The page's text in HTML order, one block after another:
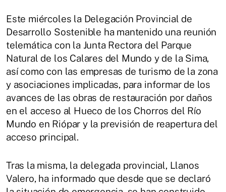
Este miércoles la Delegación Provincial de
Desarrollo Sostenible ha mantenido una reunión
telemática con la Junta Rectora del Parque
Natural de los Calares del Mundo y de la Sima,
así como con las empresas de turismo de la zona
y asociaciones implicadas, para informar de los
avances de las obras de restauración por daños
en el acceso al Hueco de los Chorros del Río
Mundo en Riópar y la previsión de reapertura del
acceso principal.
Tras la misma, la delegada provincial, Llanos
Valero, ha informado que desde que se declaró